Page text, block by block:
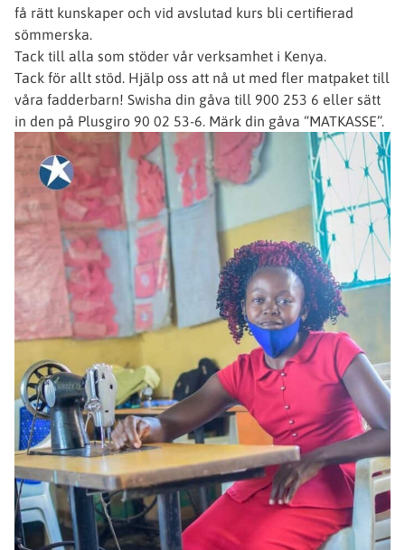
få rätt kunskaper och vid avslutad kurs bli certifierad
sömmerska.
Tack till alla som stöder vår verksamhet i Kenya.
Tack för allt stöd. Hjälp oss att nå ut med fler matpaket till
våra fadderbarn! Swisha din gåva till 900 253 6 eller sätt
in den på Plusgiro 90 02 53-6. Märk din gåva “MATKASSE”.